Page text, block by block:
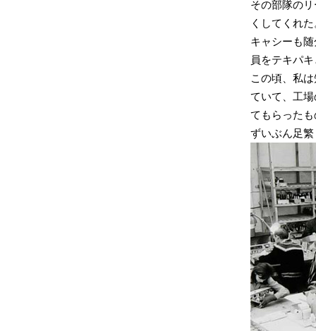
その部隊の
くしてくれ
キャシーも
員をテキパ
この頃、私
ていて、工
てもらった
ずいぶん足